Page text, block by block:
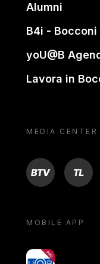
Alumni
B4i -
yoU@B
Lavora in
MEDIA CENTER
BTV TL
MOBILE APP
yoU@B